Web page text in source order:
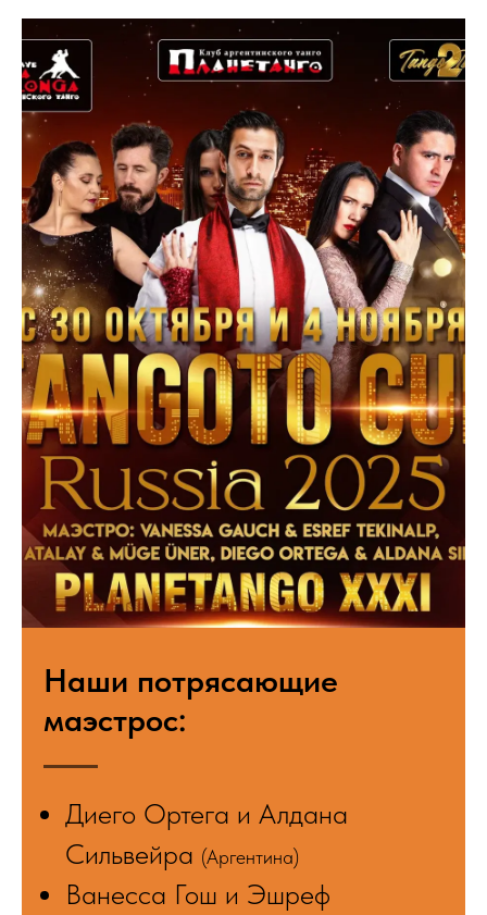
Наши потрясающие
маэстрос:
Диего Ортега и Алдана
Сильвейра (Аргентина)
Ванесса Гош и Эшреф